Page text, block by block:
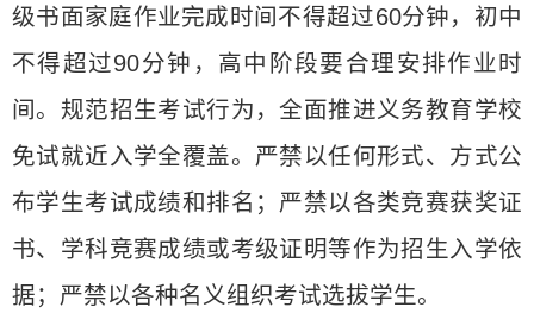
级书面家庭作业完成时间不得超过60分钟，初中
不得超过90分钟，高中阶段要合理安排作业时
间。规范招生考试行为，全面推进义务教育学校
免试就近入学全覆盖。严禁以任何形式、方式公
布学生考试成绩和排名；严禁以各类竞赛获奖证
书、学科竞赛成绩或考级证明等作为招生入学依
据；严禁以各种名义组织考试选拔学生。